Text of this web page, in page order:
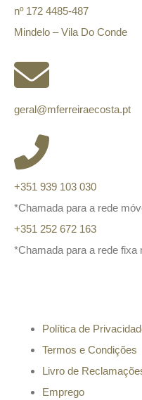
nº 172 4485-487
Mindelo – Vila Do Conde
geral@mferreiraecosta.pt
+351 939 103 030
*Chamada para a rede
+351 252 672 163
*Chamada para a rede fixa
Política de
Termos e Condições
Livro de
Emprego